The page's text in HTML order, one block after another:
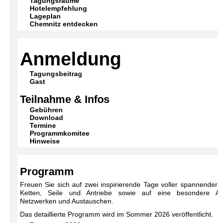
Hotelempfehlung
Lageplan
Chemnitz entdecken
Anmeldung
Tagungsbeitrag
Gast
Teilnahme & Infos
Gebühren
Download
Termine
Programmkomitee
Hinweise
Programm
Freuen Sie sich auf zwei inspirierende Tage voller
Ketten, Seile und Antriebe sowie auf eine besondere
Netzwerken und Austauschen.
Das detaillierte Programm wird im Sommer 2026 veröffentlicht.